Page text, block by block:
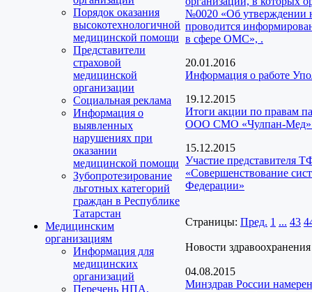
Порядок оказания
высокотехнологичной
медицинской помощи
Представители
страховой
медицинской
организации
Социальная реклама
Информация о
выявленных
нарушениях при
оказании
медицинской помощи
Зубопротезирование
льготных категорий
граждан в Республике
Татарстан
Медицинским
организациям
Информация для
медицинских
организаций
Перечень НПА,
№0020 «Об утверждении
проводится
в сфере ОМС», .
20.01.2016
Информация о работе
19.12.2015
Итоги акции по правам
ООО СМО «Чулпан-
15.12.2015
Участие представителя
«Совершенствование
Федерации»
Страницы: Пред. 1 ... 43
Новости здравоохранения
04.08.2015
Минздрав России